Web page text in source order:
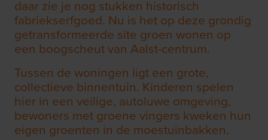
daar zie je nog stukken historisch
fabriekserfgoed. Nu is het op deze grondig
getransformeerde site groen wonen op
een boogscheut van Aalst-centrum.
Tussen de woningen ligt een grote,
collectieve binnentuin. Kinderen spelen
hier in een veilige, autoluwe omgeving,
bewoners met groene vingers kweken hun
eigen groenten in de moestuinbakken.